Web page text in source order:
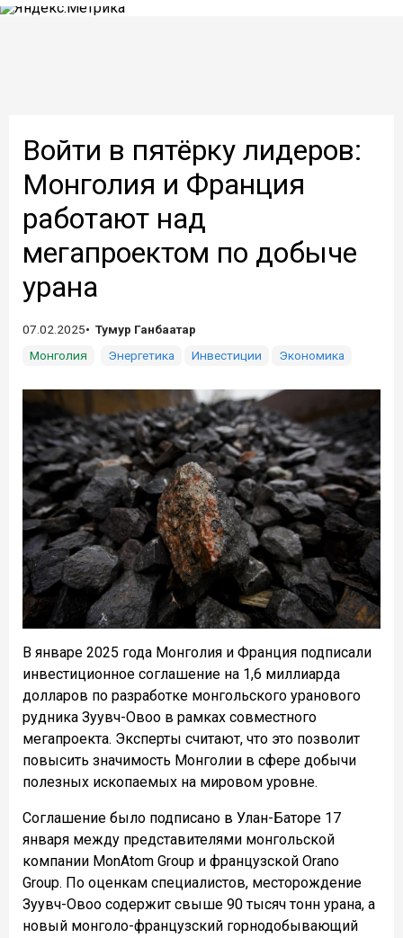
Войти в пятёрку лидеров:
Монголия и Франция
работают над
мегапроектом по добыче
урана
07.02.2025
Тумур Ганбаатар
Монголия
Энергетика Инвестиции Экономика
В январе 2025 года Монголия и Франция подписали
инвестиционное соглашение на 1,6 миллиарда
долларов по разработке монгольского уранового
рудника Зуувч-Овоо в рамках совместного
мегапроекта. Эксперты считают, что это позволит
повысить значимость Монголии в сфере добычи
полезных ископаемых на мировом уровне.
Соглашение было подписано в Улан-Баторе 17
января между представителями монгольской
компании MonAtom Group и французской Orano
Group. По оценкам специалистов, месторождение
Зуувч-Овоо содержит свыше 90 тысяч тонн урана, а
новый монголо-французский горнодобывающий